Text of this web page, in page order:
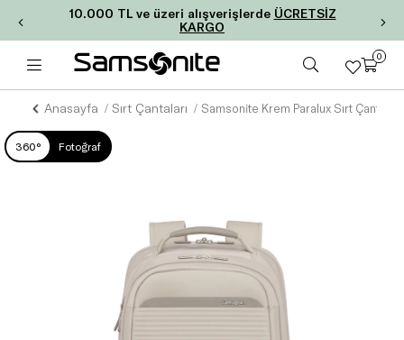
10.000 TL ve üzeri alışverişlerde ÜCRETSİZ
KARGO
0
Anasayfa Sırt Çantaları Samsonite Krem Paralux Sırt Çantası
360° Fotoğraf